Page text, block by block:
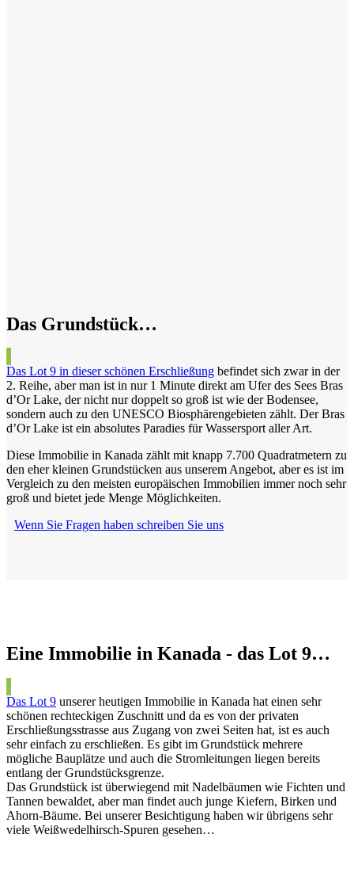
Das Grundstück…
Das Lot 9 in dieser schönen Erschließung befindet sich zwar in der
2. Reihe, aber man ist in nur 1 Minute direkt am Ufer des Sees Bras
d’Or Lake, der nicht nur doppelt so groß ist wie der Bodensee,
sondern auch zu den UNESCO Biosphärengebieten zählt. Der Bras
d’Or Lake ist ein absolutes Paradies für Wassersport aller Art.
Diese Immobilie in Kanada zählt mit knapp 7.700 Quadratmetern zu
den eher kleinen Grundstücken aus unserem Angebot, aber es ist im
Vergleich zu den meisten europäischen Immobilien immer noch sehr
groß und bietet jede Menge Möglichkeiten.
Wenn Sie Fragen haben schreiben Sie uns
Eine Immobilie in Kanada - das Lot 9…
Das Lot 9 unserer heutigen Immobilie in Kanada hat einen sehr
schönen rechteckigen Zuschnitt und da es von der privaten
Erschließungsstrasse aus Zugang von zwei Seiten hat, ist es auch
sehr einfach zu erschließen. Es gibt im Grundstück mehrere
mögliche Bauplätze und auch die Stromleitungen liegen bereits
entlang der Grundstücksgrenze.
Das Grundstück ist überwiegend mit Nadelbäumen wie Fichten und
Tannen bewaldet, aber man findet auch junge Kiefern, Birken und
Ahorn-Bäume. Bei unserer Besichtigung haben wir übrigens sehr
viele Weißwedelhirsch-Spuren gesehen…